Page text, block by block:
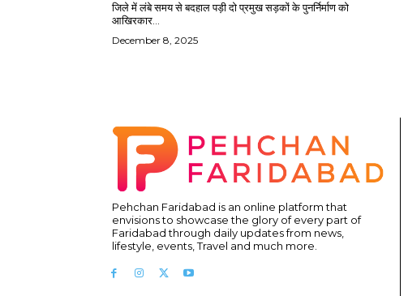
जिले में लंबे समय से बदहाल पड़ी दो प्रमुख सड़कों के पुनर्निर्माण को
आखिरकार...
December 8, 2025
Pehchan Faridabad is an online platform that
envisions to showcase the glory of every part of
Faridabad through daily updates from news,
lifestyle, events, Travel and much more.